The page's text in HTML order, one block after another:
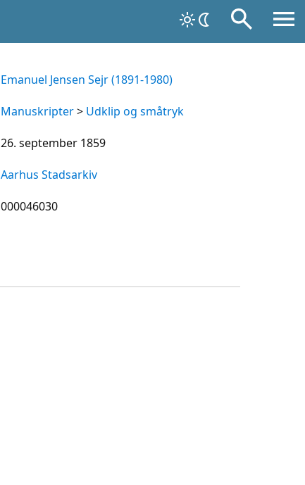
Emanuel Jensen Sejr (1891-1980)
Manuskripter> Udklip og småtryk
26. september 1859
Aarhus Stadsarkiv
000046030